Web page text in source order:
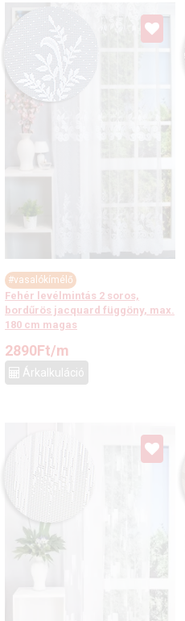
#vasalókímélő
Fehér levélmintás 2 soros,
bordűrös jacquard függöny, max.
180 cm magas
2890Ft/m
Árkalkuláció